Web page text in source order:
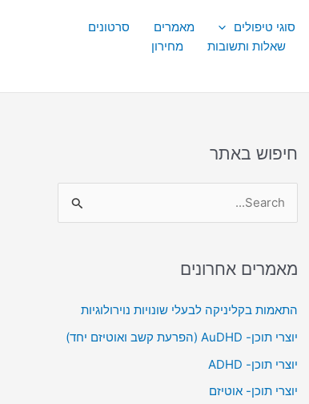
סוגי טיפולים מאמרים
סרטונים
שאלות ותשובות
מחירון
חיפוש באתר
r
o
מאמרים אחרונים
התאמות בקליניקה לבעלי שונויות נוירולוגיות
יוצרי תוכן- AuDHD (הפרעת קשב ואוטיזם יחד)
יוצרי תוכן- ADHD
יוצרי תוכן- אוטיזם